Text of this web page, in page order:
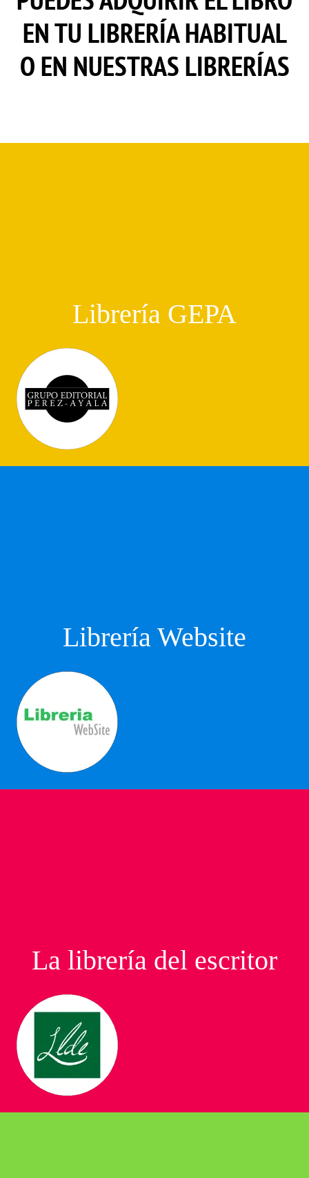
EN TU LIBRERÍA HABITUAL
O EN NUESTRAS LIBRERÍAS
Librería GEPA
Librería Website
La librería del escritor